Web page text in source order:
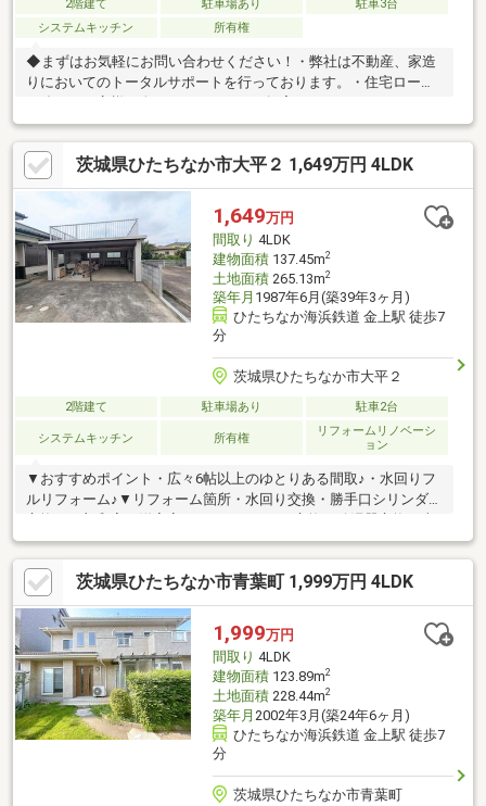
2階建て 駐車場あり
駐車3台
システムキッチン
所有権
◆まずはお気軽にお問い合わせください！・弊社は不動産、家造
りにおいてのトータルサポートを行っております。・住宅ローン
に強く、お客様一人ひとりにあったご提案をさせていただきま
す。・スタッフ一同、誠心誠意ご対応させていただきます！◆経
験知識が豊富なスタッフが在籍！迅速な対応を心掛けておりま
す。・お問合せを受けてから即日ご対応をさせていただきま
す。・その他物件情報も多数ございます！お気軽にお問い合わせ
ください。
茨城県ひたちなか市大平２ 1,649万円 4LDK
1,649万円
間取り 4LDK
建物面積137.45m2
土地面積265.13m2
築年月 1987年6月(築39年3ヶ月)
ひたちなか海浜鉄道 金上駅 徒歩7
分
茨城県ひたちなか市大平２
2階建て 駐車場あり 駐車2台
システムキッチン 所有権
リフォームリノベーシ
ョン
▼おすすめポイント・広々6帖以上のゆとりある間取♪・水回りフ
ルリフォーム♪▼リフォーム箇所・水回り交換・勝手口シリンダー
災報知機設置・クリーニング など▼周辺施設ヨークベニマル大
成店まで徒歩9分 （約700ｍ）ひたちなか海浜鉄道線「金上駅」
まで徒歩7分 （約550ｍ）＼おウチ探しはケイアイエポックメイ
キング（株）にお任せください！／☆幅広いご紹介♪気になる物
件を一括でご紹介させていただきます！☆住宅ローン相談無料対
応！秘密厳守にて親身にご対応します！☆土日平日夜でもご対応
可能です！
茨城県ひたちなか市青葉町 1,999万円 4LDK
1,999万円
間取り 4LDK
建物面積123.89m2
土地面積228.44m2
築年月 2002年3月(築24年6ヶ月)
ひたちなか海浜鉄道 金上駅 徒歩7
分
茨城県ひたちなか市青葉町